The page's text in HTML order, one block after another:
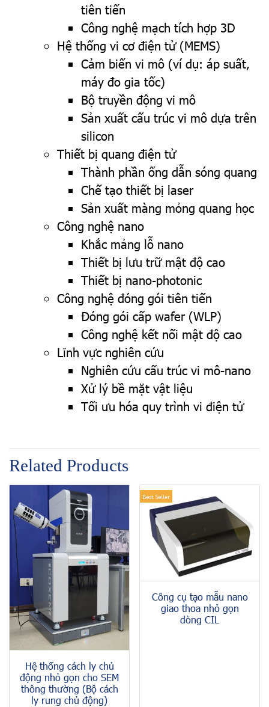
tiên tiến
Công nghệ mạch tích hợp 3D
Hệ thống vi cơ điện tử (MEMS)
Cảm biến vi mô (ví dụ: áp suất,
máy đo gia tốc)
Bộ truyền động vi mô
Sản xuất cấu trúc vi mô dựa trên
silicon
Thiết bị quang điện tử
Thành phần ống dẫn sóng quang
Chế tạo thiết bị laser
Sản xuất màng mỏng quang học
Công nghệ nano
Khắc mảng lỗ nano
Thiết bị lưu trữ mật độ cao
Thiết bị nano-photonic
Công nghệ đóng gói tiên tiến
Đóng gói cấp wafer (WLP)
Công nghệ kết nối mật độ cao
Lĩnh vực nghiên cứu
Nghiên cứu cấu trúc vi mô-nano
Xử lý bề mặt vật liệu
Tối ưu hóa quy trình vi điện tử
Related Products
Hệ thống cách ly chủ
động nhỏ gọn cho SEM
thông thường (Bộ cách
ly rung chủ động)
Best Seller
Công cụ tạo mẫu nano
giao thoa nhỏ gọn
dòng CIL